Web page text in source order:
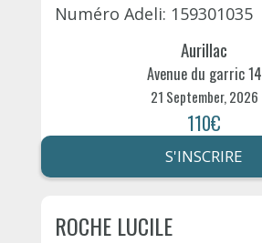
Numéro Adeli: 159301035
Aurillac
Avenue du garric 14
21 September, 2026
110€
S'INSCRIRE
ROCHE LUCILE